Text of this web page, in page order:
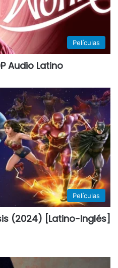
Películas
Audio Latino
Películas
(2024) [Latino-Inglés]